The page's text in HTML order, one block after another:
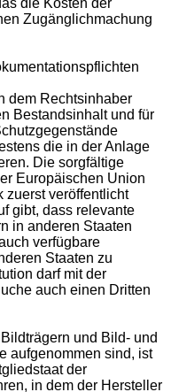
Zugänglichmachung
dem Rechtsinhaber
Bestandsinhalt und für
die in der Anlage
Die sorgfältige
Europäischen Union
zuerst veröffentlicht
gibt, dass relevante
in anderen Staaten
verfügbare
Staaten zu
darf mit der
auch einen Dritten
und Bild- und
aufgenommen sind, ist
der
in dem der Hersteller